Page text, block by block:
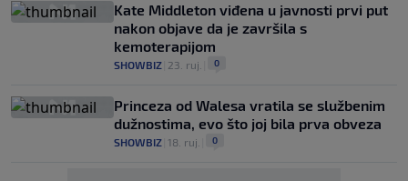
Kate Middleton viđena u javnosti prvi put
nakon objave da je završila s
kemoterapijom
SHOWBIZ 23. ruj. 0
Princeza od Walesa vratila se službenim
dužnostima, evo što joj bila prva obveza
SHOWBIZ 18. ruj. 0